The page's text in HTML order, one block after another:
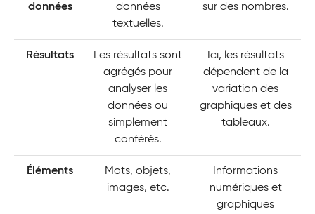
données
données
textuelles.
sur des nombres.
Résultats
Les résultats sont
agrégés pour
analyser les
données ou
simplement
conférés.
Ici, les résultats
dépendent de la
variation des
graphiques et des
tableaux.
Éléments
Mots, objets,
images, etc.
Informations
numériques et
graphiques